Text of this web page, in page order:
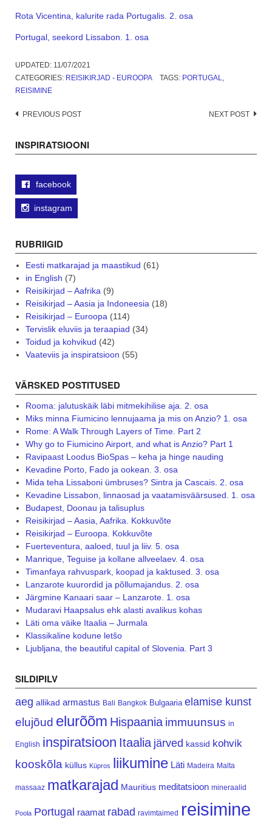
Rota Vicentina, kalurite rada Portugalis. 2. osa
Portugal, seekord Lissabon. 1. osa
UPDATED: 11/07/2021
CATEGORIES: REISIKIRJAD - EUROOPA TAGS: PORTUGAL
REISIMINE
Post
PREVIOUS POST NEXT POST
INSPIRATSIOONI
facebook
instagram
RUBRIIGID
Eesti matkarajad ja maastikud (61)
in English (7)
Reisikirjad – Aafrika (9)
Reisikirjad – Aasia ja Indoneesia (18)
Reisikirjad – Euroopa (114)
Tervislik eluviis ja teraapiad (34)
Toidud ja kohvikud (42)
Vaateviis ja inspiratsioon (55)
VÄRSKED POSTITUSED
Rooma: jalutuskäik läbi mitmekihilise aja. 2. osa
Miks minna Fiumicino lennujaama ja mis on Anzio? 1. osa
Rome: A Walk Through Layers of Time. Part 2
Why go to Fiumicino Airport, and what is Anzio? Part 1
Ravipaast Loodus BioSpas – keha ja hinge nauding
Kevadine Porto, Fado ja ookean. 3. osa
Mida teha Lissaboni ümbruses? Sintra ja Cascais. 2. osa
Kevadine Lissabon, linnaosad ja vaatamisväärsused. 1. osa
Budapest, Doonau ja talisuplus
Reisikirjad – Aasia, Aafrika. Kokkuvõte
Reisikirjad – Euroopa. Kokkuvõte
Fuerteventura, aaloed, tuul ja liiv. 5. osa
Manrique, Teguise ja kollane allveelaev. 4. osa
Timanfaya rahvuspark, koopad ja kaktused. 3. osa
Lanzarote kuurordid ja põllumajandus. 2. osa
Järgmine Kanaari saar – Lanzarote. 1. osa
Mudaravi Haapsalus ehk alasti avalikus kohas
Läti oma väike Itaalia – Jurmala
Klassikaline kodune letšo
Ljubljana, the beautiful capital of Slovenia. Part 3
SILDIPILV
aeg allikad armastus Bali Bangkok Bulgaaria elamise kunst
elujõud elurõõm Hispaania immuunsus in
English inspiratsioon Itaalia järved kassid kohvik
kooskõla küllus Küpros liikumine Läti Madeira Malta
massaaz matkarajad Mauritius meditatsioon mineraalid
Poola Portugal raamat rabad ravimtaimed reisimine